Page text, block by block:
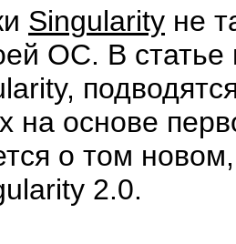
Singularity не
ОС. В статье
на основе
о том
2.0.